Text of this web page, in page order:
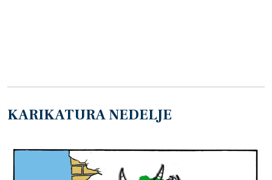
KARIKATURA NEDELJE